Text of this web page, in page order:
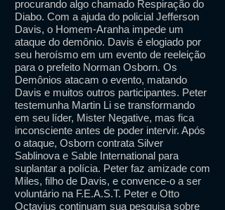
procurando algo chamado Respiração do
Diabo. Com a ajuda do policial Jefferson
Davis, o Homem-Aranha impede um
ataque do demônio. Davis é elogiado por
seu heroísmo em um evento de reeleição
para o prefeito Norman Osborn. Os
Demônios atacam o evento, matando
Davis e muitos outros participantes. Peter
testemunha Martin Li se transformando
em seu líder, Mister Negative, mas fica
inconsciente antes de poder intervir. Após
o ataque, Osborn contrata Silver
Sablinova e Sable International para
suplantar a polícia. Peter faz amizade com
Miles, filho de Davis, e convence-o a ser
voluntário na F.E.A.S.T. Peter e Otto
Octavius ​​continuam sua pesquisa sobre